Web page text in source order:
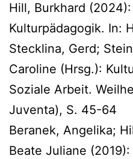
Hill, Burkhard
Kulturpädagogik. In:
Stecklina, Gerd;
Caroline (Hrsg.):
Soziale Arbeit.
Juventa), S. 45-64
Beranek, Angelika;
Beate Juliane